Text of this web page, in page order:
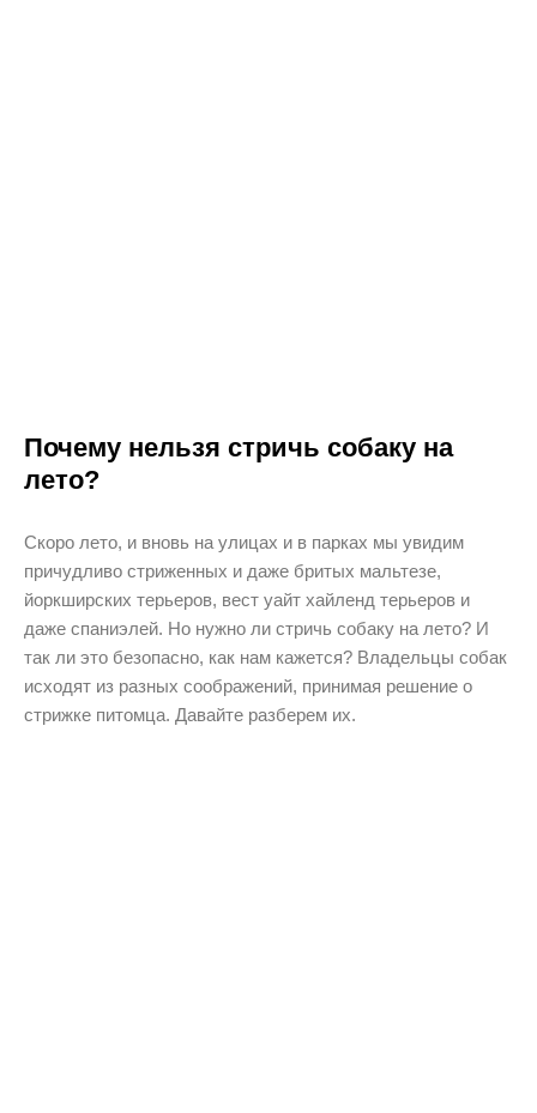
Почему нельзя стричь собаку на
лето?
Скоро лето, и вновь на улицах и в парках мы увидим
причудливо стриженных и даже бритых мальтезе,
йоркширских терьеров, вест уайт хайленд терьеров и
даже спаниэлей. Но нужно ли стричь собаку на лето? И
так ли это безопасно, как нам кажется? Владельцы собак
исходят из разных соображений, принимая решение о
стрижке питомца. Давайте разберем их.